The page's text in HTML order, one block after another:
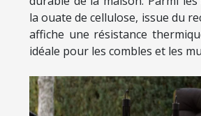
la ouate de cellulose, issue du
affiche une résistance
idéale pour les combles et les